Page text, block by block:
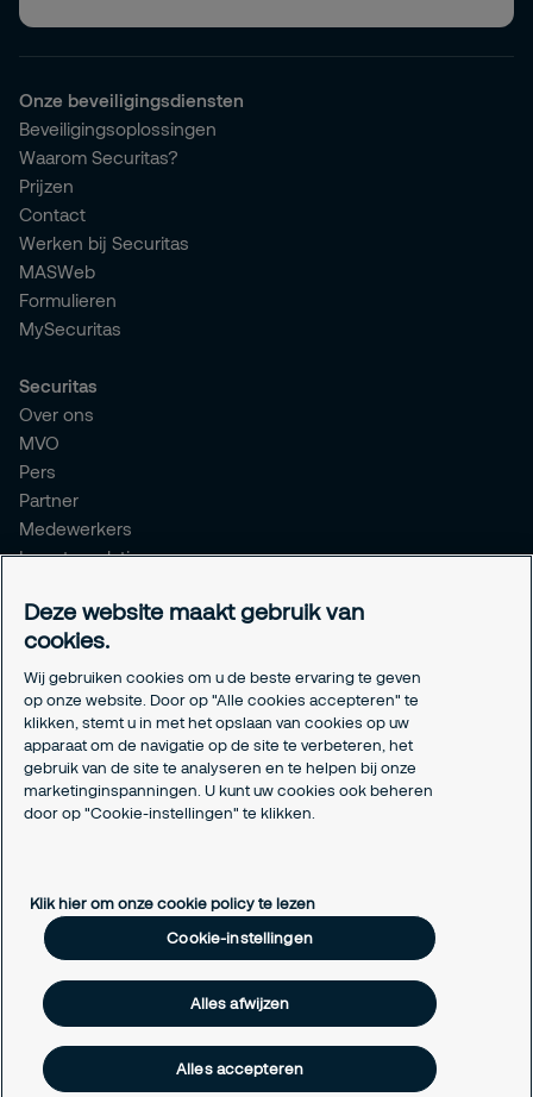
Onze beveiligingsdiensten
Beveiligingsoplossingen
Waarom Securitas?
Prijzen
Contact
Werken bij Securitas
MASWeb
Formulieren
MySecuritas
Securitas
Over ons
MVO
Pers
Partner
Medewerkers
Investor relations
Certificeringen
Aanmeldformulieren installatiepartners
Juridisch
Privacyverklaring
Algemene voorwaarden
Responsible disclosure
Cookie-instellingen
Deze website maakt gebruik van
cookies.
Wij gebruiken cookies om u de beste ervaring te geven
op onze website. Door op "Alle cookies accepteren" te
klikken, stemt u in met het opslaan van cookies op uw
apparaat om de navigatie op de site te verbeteren, het
gebruik van de site te analyseren en te helpen bij onze
marketinginspanningen. U kunt uw cookies ook beheren
door op "Cookie-instellingen" te klikken.
Klik hier om onze cookie policy te lezen
Cookie-instellingen
Alles afwijzen
Alles accepteren